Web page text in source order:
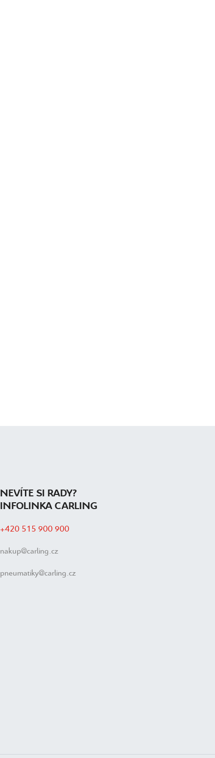
NEVÍTE SI RADY?
INFOLINKA CARLING
+420 515 900 900
nakup@carling.cz
pneumatiky@carling.cz